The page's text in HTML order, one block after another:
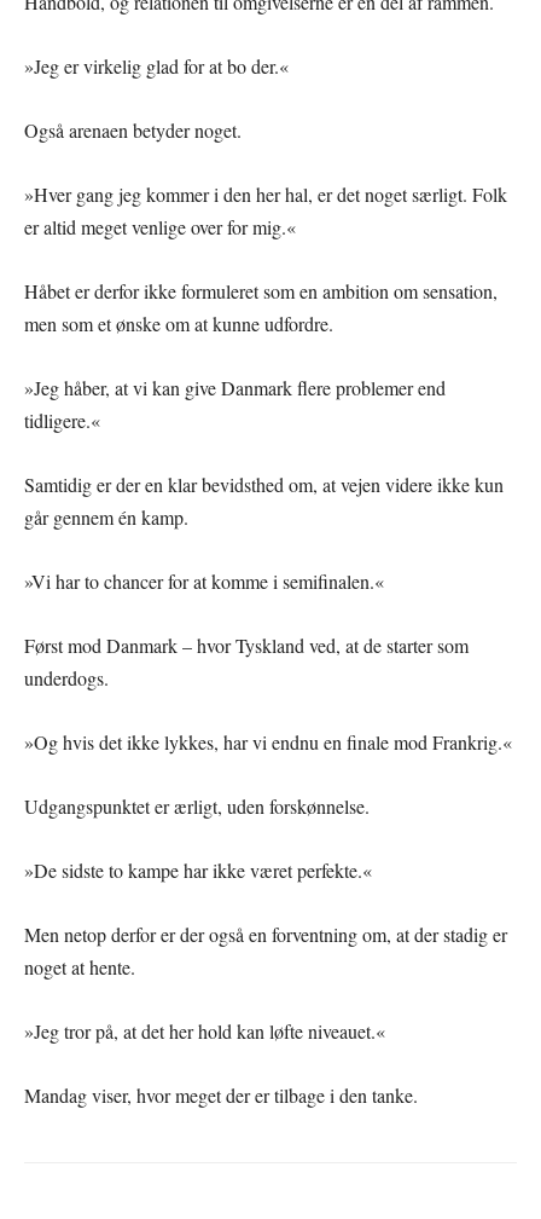
»Jeg er virkelig glad for at bo der.«
Også arenaen betyder noget.
»Hver gang jeg kommer i den her hal, er det noget særligt. Folk
er altid meget venlige over for mig.«
Håbet er derfor ikke formuleret som en ambition om sensation,
men som et ønske om at kunne udfordre.
»Jeg håber, at vi kan give Danmark flere problemer end
tidligere.«
Samtidig er der en klar bevidsthed om, at vejen videre ikke kun
går gennem én kamp.
»Vi har to chancer for at komme i semifinalen.«
Først mod Danmark – hvor Tyskland ved, at de starter som
underdogs.
»Og hvis det ikke lykkes, har vi endnu en finale mod Frankrig.«
Udgangspunktet er ærligt, uden forskønnelse.
»De sidste to kampe har ikke været perfekte.«
Men netop derfor er der også en forventning om, at der stadig er
noget at hente.
»Jeg tror på, at det her hold kan løfte niveauet.«
Mandag viser, hvor meget der er tilbage i den tanke.